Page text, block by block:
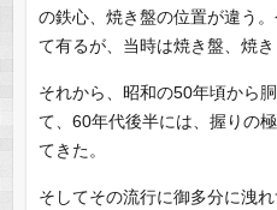
の鉄心、焼き盤の位置が違う
て有るが、当時は焼き盤、焼き
それから、昭和の50年頃から
て、60年代後半には、握りの
てきた。
そしてその流行に御多分に洩